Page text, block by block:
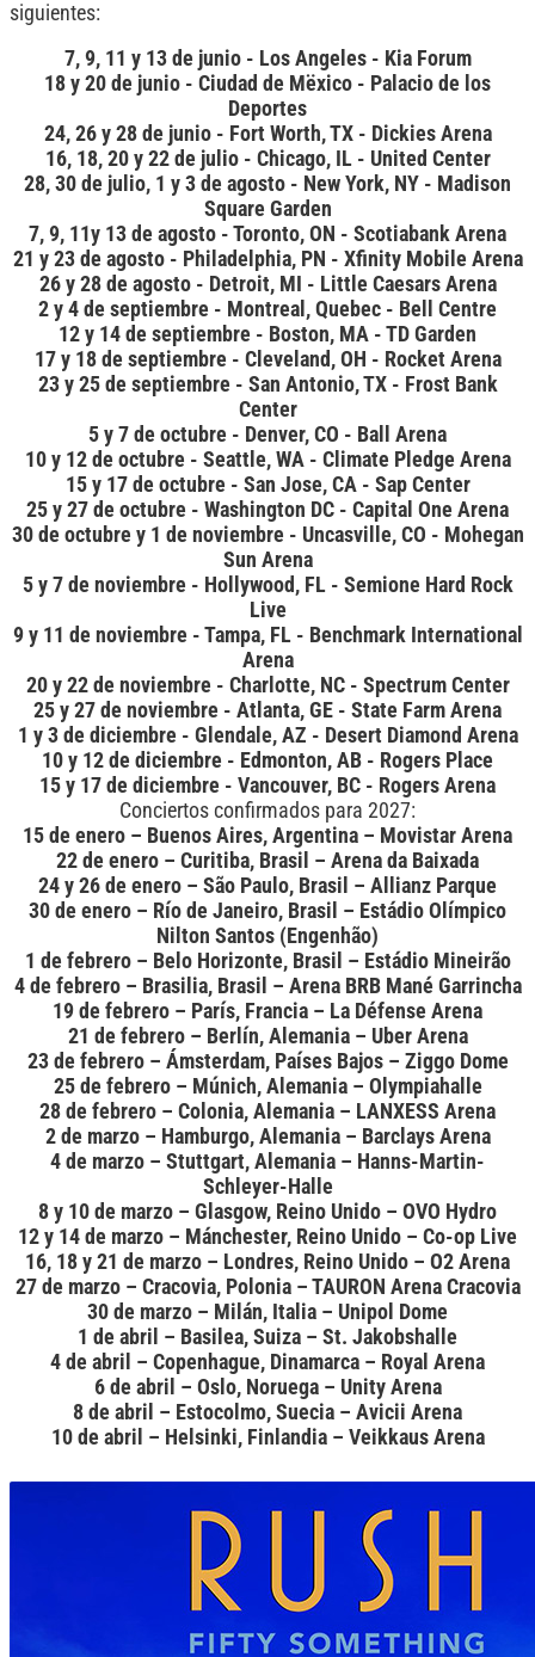
siguientes:
7, 9, 11 y 13 de junio - Los Angeles - Kia Forum
18 y 20 de junio - Ciudad de Mëxico - Palacio de los
Deportes
24, 26 y 28 de junio - Fort Worth, TX - Dickies Arena
16, 18, 20 y 22 de julio - Chicago, IL - United Center
28, 30 de julio, 1 y 3 de agosto - New York, NY - Madison
Square Garden
7, 9, 11y 13 de agosto - Toronto, ON - Scotiabank Arena
21 y 23 de agosto - Philadelphia, PN - Xfinity Mobile Arena
26 y 28 de agosto - Detroit, MI - Little Caesars Arena
2 y 4 de septiembre - Montreal, Quebec - Bell Centre
12 y 14 de septiembre - Boston, MA - TD Garden
17 y 18 de septiembre - Cleveland, OH - Rocket Arena
23 y 25 de septiembre - San Antonio, TX - Frost Bank
Center
5 y 7 de octubre - Denver, CO - Ball Arena
10 y 12 de octubre - Seattle, WA - Climate Pledge Arena
15 y 17 de octubre - San Jose, CA - Sap Center
25 y 27 de octubre - Washington DC - Capital One Arena
30 de octubre y 1 de noviembre - Uncasville, CO - Mohegan
Sun Arena
5 y 7 de noviembre - Hollywood, FL - Semione Hard Rock
Live
9 y 11 de noviembre - Tampa, FL - Benchmark International
Arena
20 y 22 de noviembre - Charlotte, NC - Spectrum Center
25 y 27 de noviembre - Atlanta, GE - State Farm Arena
1 y 3 de diciembre - Glendale, AZ - Desert Diamond Arena
10 y 12 de diciembre - Edmonton, AB - Rogers Place
15 y 17 de diciembre - Vancouver, BC - Rogers Arena
Conciertos confirmados para 2027:
15 de enero – Buenos Aires, Argentina – Movistar Arena
22 de enero – Curitiba, Brasil – Arena da Baixada
24 y 26 de enero – São Paulo, Brasil – Allianz Parque
30 de enero – Río de Janeiro, Brasil – Estádio Olímpico
Nilton Santos (Engenhão)
1 de febrero – Belo Horizonte, Brasil – Estádio Mineirão
4 de febrero – Brasilia, Brasil – Arena BRB Mané Garrincha
19 de febrero – París, Francia – La Défense Arena
21 de febrero – Berlín, Alemania – Uber Arena
23 de febrero – Ámsterdam, Países Bajos – Ziggo Dome
25 de febrero – Múnich, Alemania – Olympiahalle
28 de febrero – Colonia, Alemania – LANXESS Arena
2 de marzo – Hamburgo, Alemania – Barclays Arena
4 de marzo – Stuttgart, Alemania – Hanns-Martin-
Schleyer-Halle
8 y 10 de marzo – Glasgow, Reino Unido – OVO Hydro
12 y 14 de marzo – Mánchester, Reino Unido – Co-op Live
16, 18 y 21 de marzo – Londres, Reino Unido – O2 Arena
27 de marzo – Cracovia, Polonia – TAURON Arena Cracovia
30 de marzo – Milán, Italia – Unipol Dome
1 de abril – Basilea, Suiza – St. Jakobshalle
4 de abril – Copenhague, Dinamarca – Royal Arena
6 de abril – Oslo, Noruega – Unity Arena
8 de abril – Estocolmo, Suecia – Avicii Arena
10 de abril – Helsinki, Finlandia – Veikkaus Arena